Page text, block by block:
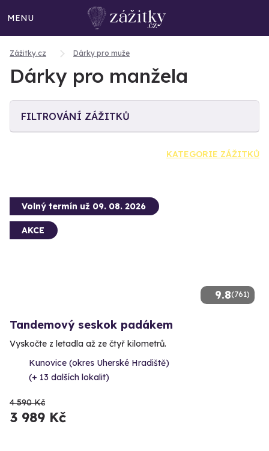
MENU
Zážitky.cz Dárky pro muže
Dárky pro manžela
FILTROVÁNÍ ZÁŽITKŮ
KATEGORIE ZÁŽITKŮ
9.8(761)
Volný termín už 09. 08. 2026
AKCE
Tandemový seskok padákem
Vyskočte z letadla až ze čtyř kilometrů.
Kunovice (okres Uherské Hradiště)
(+ 13 dalších lokalit)
4 590 Kč
3 989 Kč